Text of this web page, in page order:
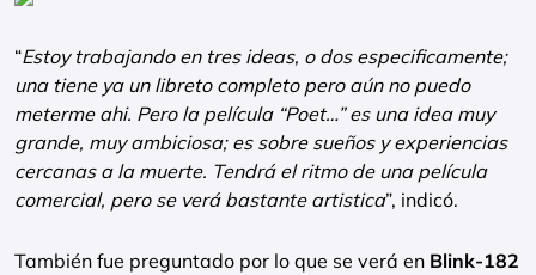
“Estoy trabajando en tres ideas, o dos especificamente;
una tiene ya un libreto completo pero aún no puedo
meterme ahi. Pero la película “Poet…” es una idea muy
grande, muy ambiciosa; es sobre sueños y experiencias
cercanas a la muerte. Tendrá el ritmo de una película
comercial, pero se verá bastante artistica”, indicó.
También fue preguntado por lo que se verá en Blink-182